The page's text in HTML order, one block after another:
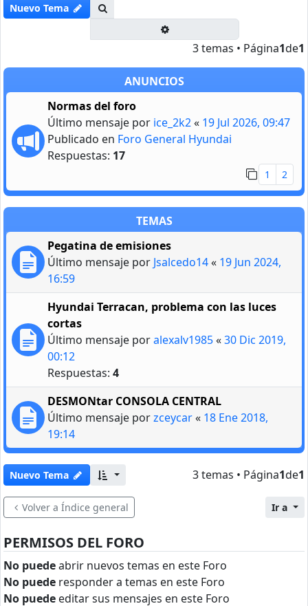
Nuevo Tema
3 temas • Página1de1
ANUNCIOS
Normas del foro
Último mensaje por ice_2k2« 19 Jul 2026, 09:47
Publicado en Foro General Hyundai
Respuestas: 17
1 2
TEMAS
Pegatina de emisiones
Último mensaje por Jsalcedo14« 19 Jun 2024,
16:59
Hyundai Terracan, problema con las luces
cortas
Último mensaje poralexalv1985«30 Dic 2019,
00:12
Respuestas: 4
DESMONtar CONSOLA CENTRAL
Último mensaje porzceycar« 18 Ene 2018,
19:14
Nuevo Tema 3 temas • Página1de1
Volver a Índice general Ir a
PERMISOS DEL FORO
No puedeabrir nuevos temas en este Foro
No puede responder a temas en este Foro
No puede editar sus mensajes en este Foro